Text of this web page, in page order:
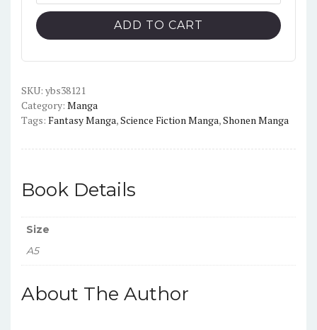
English
Version
ADD TO CART
SKU: ybs38121
Category: Manga
Tags: Fantasy Manga,Science Fiction Manga,Shonen Manga
Book Details
Size
A5
About The Author